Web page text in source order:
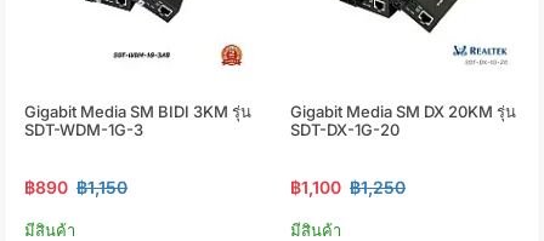
Gigabit Media SM BIDI 3KM รุ่น
SDT-WDM-1G-3
฿890 ฿1,150
มีสินค้า
Gigabit Media SM DX 20KM รุ่น
SDT-DX-1G-20
฿1,100 ฿1,250
มีสินค้า